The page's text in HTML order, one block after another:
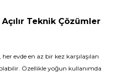
Açılır Teknik Çözümler
her evde en az bir kez karşılaşılan
Özellikle yoğun kullanımda